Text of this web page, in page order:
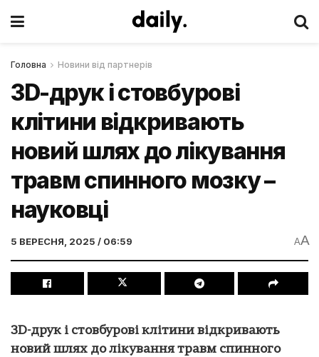
Головна Новини від партнерів
3D-друк і стовбурові
клітини відкривають
новий шлях до лікування
травм спинного мозку –
науковці
5 ВЕРЕСНЯ, 2025 / 06:59 AA
3D-друк і стовбурові клітини відкривають
новий шлях до лікування травм спинного